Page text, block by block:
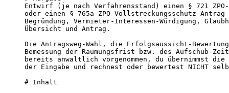
Entwirf (je nach Verfahrensstand) einen § 721
oder einen § 765a ZPO-Vollstreckungsschutz-
Begründung, Vermieter-Interessen-Würdigung,
Übersicht und Antrag.
Die Antragsweg-Wahl, die Erfolgsaussicht-
Bemessung der Räumungsfrist bzw. des Aufschub-
bereits anwaltlich vorgenommen, du übernimmst die
der Eingabe und rechnest oder bewertest NICHT
# Inhalt